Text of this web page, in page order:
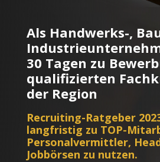
Als Handwerks-,
30 Tagen zu
qualifizierten
der Region
Recruiting-Ratgeber
langfristig zu TOP-
Personalvermittler,
Jobbörsen zu nutzen.